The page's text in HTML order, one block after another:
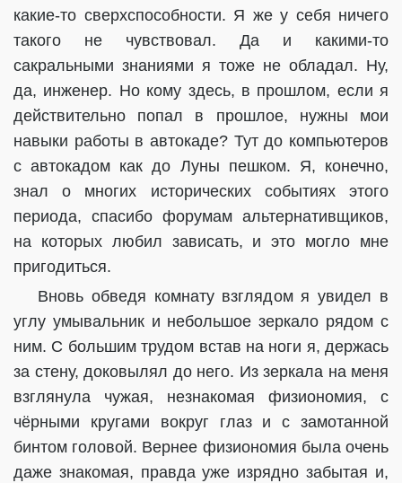
какие-то сверхспособности. Я же у себя ничего
такого не чувствовал. Да и какими-то
сакральными знаниями я тоже не обладал. Ну,
да, инженер. Но кому здесь, в прошлом, если я
действительно попал в прошлое, нужны мои
навыки работы в автокаде? Тут до компьютеров
с автокадом как до Луны пешком. Я, конечно,
знал о многих исторических событиях этого
периода, спасибо форумам альтернативщиков,
на которых любил зависать, и это могло мне
пригодиться.
Вновь обведя комнату взглядом я увидел в
углу умывальник и небольшое зеркало рядом с
ним. С большим трудом встав на ноги я, держась
за стену, доковылял до него. Из зеркала на меня
взглянула чужая, незнакомая физиономия, с
чёрными кругами вокруг глаз и с замотанной
бинтом головой. Вернее физиономия была очень
даже знакомая, правда уже изрядно забытая и,